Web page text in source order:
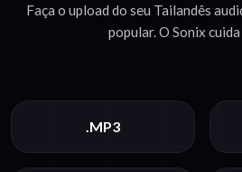
Faça o upload do seu Tailandês
popular. O Sonix
.MP3